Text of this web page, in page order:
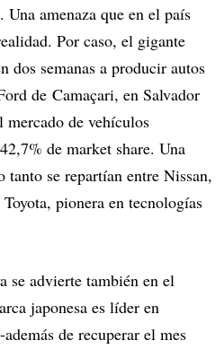
amenaza que en el país
Por caso, el gigante
dos semanas a producir autos
de Camaçari, en Salvador
de vehículos
de market share. Una
tanto se repartían entre Nissan,
pionera en tecnologías
se advierte también en el
japonesa es líder en
de recuperar el mes